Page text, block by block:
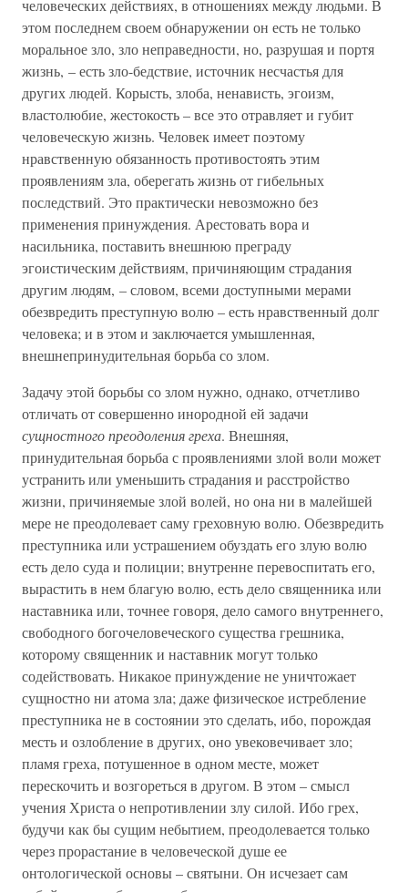
человеческих действиях, в отношениях между людьми. В
этом последнем своем обнаружении он есть не только
моральное зло, зло неправедности, но, разрушая и портя
жизнь, – есть зло-бедствие, источник несчастья для
других людей. Корысть, злоба, ненависть, эгоизм,
властолюбие, жестокость – все это отравляет и губит
человеческую жизнь. Человек имеет поэтому
нравственную обязанность противостоять этим
проявлениям зла, оберегать жизнь от гибельных
последствий. Это практически невозможно без
применения принуждения. Арестовать вора и
насильника, поставить внешнюю преграду
эгоистическим действиям, причиняющим страдания
другим людям, – словом, всеми доступными мерами
обезвредить преступную волю – есть нравственный долг
человека; и в этом и заключается умышленная,
внешнепринудительная борьба со злом.
Задачу этой борьбы со злом нужно, однако, отчетливо
отличать от совершенно инородной ей задачи
сущностного преодоления греха. Внешняя,
принудительная борьба с проявлениями злой воли может
устранить или уменьшить страдания и расстройство
жизни, причиняемые злой волей, но она ни в малейшей
мере не преодолевает саму греховную волю. Обезвредить
преступника или устрашением обуздать его злую волю
есть дело суда и полиции; внутренне перевоспитать его,
вырастить в нем благую волю, есть дело священника или
наставника или, точнее говоря, дело самого внутреннего,
свободного богочеловеческого существа грешника,
которому священник и наставник могут только
содействовать. Никакое принуждение не уничтожает
сущностно ни атома зла; даже физическое истребление
преступника не в состоянии это сделать, ибо, порождая
месть и озлобление в других, оно увековечивает зло;
пламя греха, потушенное в одном месте, может
перескочить и возгореться в другом. В этом – смысл
учения Христа о непротивлении злу силой. Ибо грех,
будучи как бы сущим небытием, преодолевается только
через прорастание в человеческой душе ее
онтологической основы – святыни. Он исчезает сам